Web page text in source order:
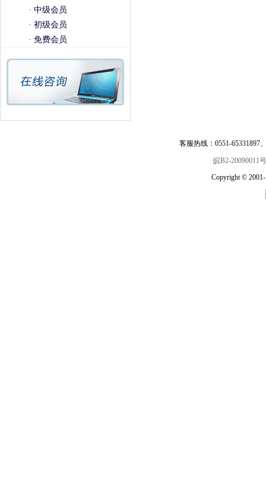
· 中级会员
· 初级会员
· 免费会员
客服热线：0551-65331897
皖B2-20090011号
Copyright ©